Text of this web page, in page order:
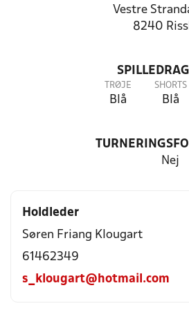
Vestre
8240
TRØJE
Blå
SHORTS
Blå
Nej
Holdleder
Søren Friang Klougart
61462349
s_klougart@hotmail.com